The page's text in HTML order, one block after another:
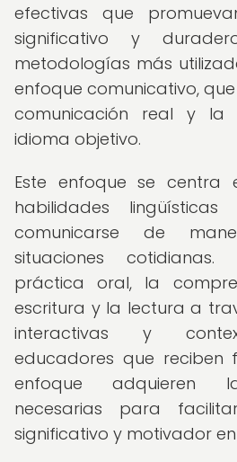
efectivas que
significativo y
metodologías más
enfoque comunicativo,
comunicación real y la
idioma objetivo.
Este enfoque se centra
habilidades
comunicarse de
situaciones
práctica oral, la
escritura y la lectura a
interactivas y
educadores que reciben
enfoque adquieren
necesarias para
significativo y motivador